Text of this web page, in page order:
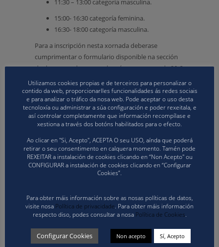
11:30 – 13:00 categoría masculina.
15:00- 16:30 categoría feminina.
16:30- 18:00 categoría masculina.
Para a inscripción nesta xornada deberase
cumprimentar o formulario disponible na sección
de descargas da nosa web, así coma o pago de 20 €
(Número de conta: ES71 0081 0499 6400 0137 8440,
Banco de Sabadell, S.A) enviando xustificante de
pago e formulario a dtecnico@volei.gal antes do día
mércores 12 de febreiro ás 12:00 horas, recordando
que a comida está incluída ca inscripción.
Descargue aquí o formulario de inscrición para
as Xornadas de Supervisión e Control
ABOUTCOMUNICACION
Utilizamos cookies propias e de terceiros para personalizar o
contido da web, proporcionarlles funcionalidades ás redes sociais
e para analizar o tráfico da nosa web. Pode aceptar o uso desta
tecnoloxía ou administrar a súa configuración e poder rexeitala, e
así controlar completamente que información recompílase e
xestiona a través dos botóns habilitados para o efecto.
Ao clicar en "Si, Acepto", ACEPTA O seu USO, aínda que poderá
retirar o seu consentimento en calquera momento. Tamén pode
REXEITAR a instalación de cookies clicando en “Non Acepto" ou
CONFIGURAR a instalación de cookies clicando en “Configurar
Cookies”.
Para obter máis información sobre as nosas políticas de datos,
visite nosa Política de privacidade. Para obter máis información
respecto diso, podes consultar a nosa Política de Cookies.
Configurar Cookies Non acepto Sí, Acepto